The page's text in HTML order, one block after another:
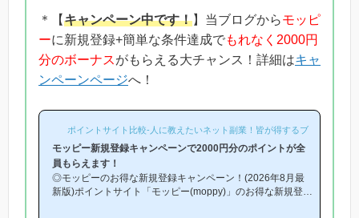
＊【キャンペーン中です！】当ブログからモッピ
ーに新規登録+簡単な条件達成でもれなく2000円
分のボーナスがもらえる大チャンス！詳細はキャ
ンペーンページへ！
ポイントサイト比較-人に教えたいネット副業！皆が得するブログ-
モッピー新規登録キャンペーンで2000円分のポイントが全
員もらえます！
◎モッピーのお得な新規登録キャンペーン！(2026年8月最
新版)ポイントサイト「モッピー(moppy)」のお得な新規登録